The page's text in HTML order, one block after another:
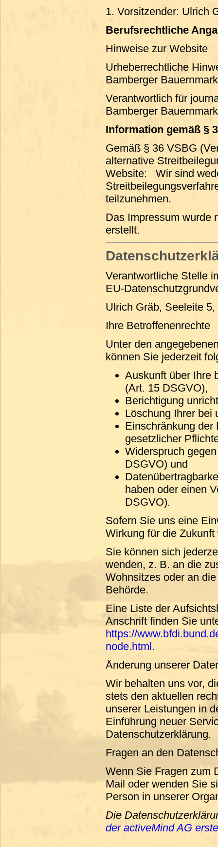
1. Vorsitzender: Ulrich
Berufsrechtliche
Hinweise zur Website
Urheberrechtliche
Bamberger
Verantwortlich für
Bamberger
Information gemäß §
Gemäß § 36 VSBG
alternative
Website: Wir sind
teilzunehmen.
Das Impressum wurde
erstellt.
Verantwortliche Stelle
EU-
Ulrich Gräb, Seeleite
Ihre Betroffenenrechte
Unter den
können Sie jederzeit
Auskunft über Ihre
(Art. 15 DSGVO),
Berichtigung
Löschung Ihrer bei
Einschränkung der
gesetzlicher
Widerspruch
DSGVO) und
haben oder einen
DSGVO).
Sofern Sie uns eine
Wirkung für die Zukunft
Sie können sich
wenden, z. B. an die
Wohnsitzes oder an
Behörde.
Eine Liste der
Anschrift finden Sie
https://
node.html.
Änderung unserer
Wir behalten uns vor,
stets den aktuellen
unserer Leistungen in
Einführung neuer
Datenschutzerklärung.
Fragen an den
Wenn Sie Fragen zum
Mail oder wenden Sie
Person in unserer
Die
der activeMind AG